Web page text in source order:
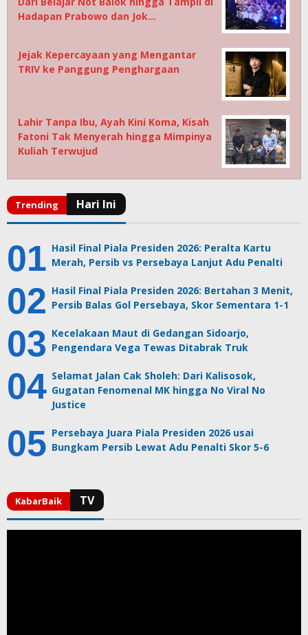
Hadapan Prabowo dan Jok…
Jejak Kepercayaan yang Mengantar
TRIV ke Panggung Penghargaan
Lahir Tanpa Ibu, Ayah Kini Koma, Kisah
Fatoni Tak Menyerah hingga Mimpinya
Kuliah Terwujud
Hasil Final Piala Presiden 2026: Peralta Kartu
Merah, Persib vs Persebaya Lanjut Adu Penalti
Hasil Final Piala Presiden 2026: Bertahan 3 Menit,
Persib Balas Gol Persebaya, Skor Sementara 1-1
Kecelakaan Maut di Gedangan Sidoarjo,
Pengendara Vega Tewas Ditabrak Truk
Selamat Jalan Cak Sholeh: Dari Kalisosok,
Gugatan Fenomenal MK hingga No Viral No
Justice
Persebaya Juara Piala Presiden 2026 usai
Bungkam Persib Lewat Adu Penalti Skor 5-6